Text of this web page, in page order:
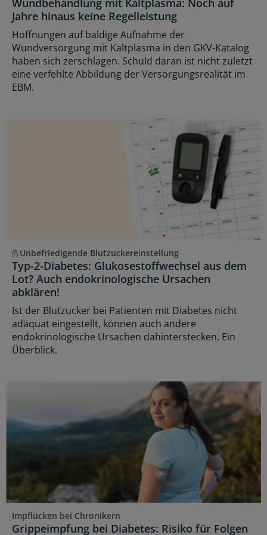
Wundbehandlung mit Kaltplasma: Noch auf
Jahre hinaus keine Regelleistung
Hoffnungen auf baldige Aufnahme der
Wundversorgung mit Kaltplasma in den GKV-Katalog
haben sich zerschlagen. Schuld daran ist nicht zuletzt
eine verfehlte Abbildung der Versorgungsrealität im
EBM.
Unbefriedigende Blutzuckereinstellung
Typ-2-Diabetes: Glukosestoffwechsel aus dem
Lot? Auch endokrinologische Ursachen
abklären!
Ist der Blutzucker bei Patienten mit Diabetes nicht
adäquat eingestellt, können auch andere
endokrinologische Ursachen dahinterstecken. Ein
Überblick.
Impflücken bei Chronikern
Grippeimpfung bei Diabetes: Risiko für Folgen